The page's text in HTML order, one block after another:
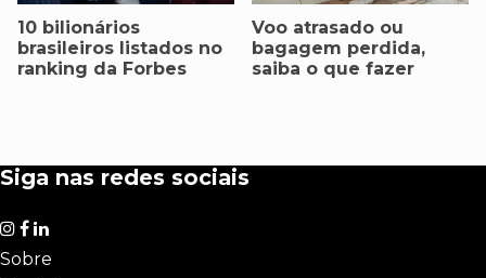
10 bilionários
brasileiros listados no
ranking da Forbes
Voo atrasado ou
bagagem perdida,
saiba o que fazer
Siga nas redes sociais
Sobre